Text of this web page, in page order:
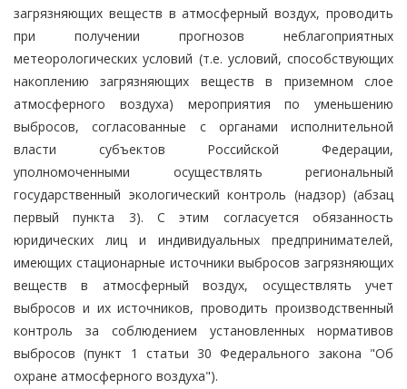
загрязняющих веществ в атмосферный воздух, проводить
при получении прогнозов неблагоприятных
метеорологических условий (т.е. условий, способствующих
накоплению загрязняющих веществ в приземном слое
атмосферного воздуха) мероприятия по уменьшению
выбросов, согласованные с органами исполнительной
власти субъектов Российской Федерации,
уполномоченными осуществлять региональный
государственный экологический контроль (надзор) (абзац
первый пункта 3). С этим согласуется обязанность
юридических лиц и индивидуальных предпринимателей,
имеющих стационарные источники выбросов загрязняющих
веществ в атмосферный воздух, осуществлять учет
выбросов и их источников, проводить производственный
контроль за соблюдением установленных нормативов
выбросов (пункт 1 статьи 30 Федерального закона "Об
охране атмосферного воздуха").